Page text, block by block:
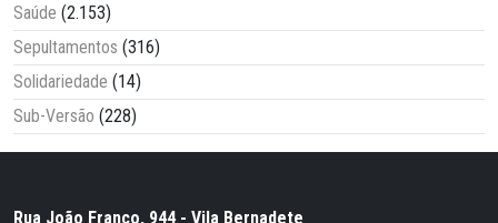
Saúde (2.153)
Sepultamentos (316)
Solidariedade (14)
Sub-Versão (228)
Rua João Franco, 944 - Vila Bernadete